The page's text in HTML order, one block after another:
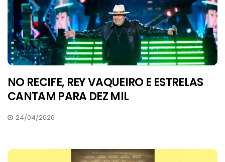
NO RECIFE, REY VAQUEIRO E ESTRELAS
CANTAM PARA DEZ MIL
24/04/2026